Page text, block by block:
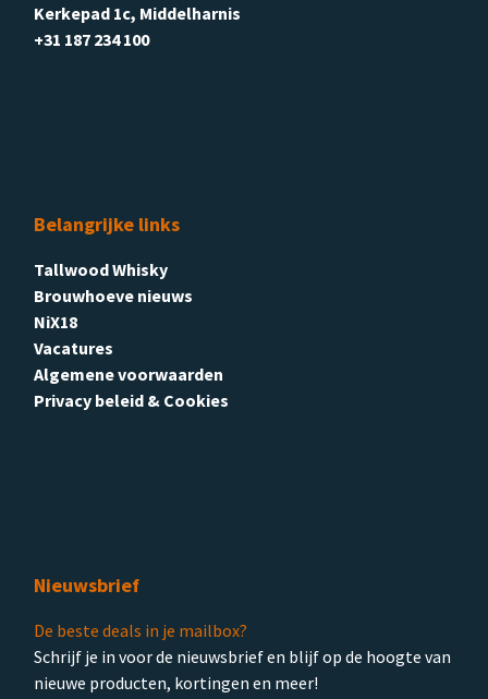
Kerkepad 1c, Middelharnis
+31 187 234 100
Belangrijke links
Tallwood Whisky
Brouwhoeve nieuws
NiX18
Vacatures
Algemene voorwaarden
Privacy beleid & Cookies
Nieuwsbrief
De beste deals in je mailbox?
Schrijf je in voor de nieuwsbrief en blijf op de hoogte van
nieuwe producten, kortingen en meer!